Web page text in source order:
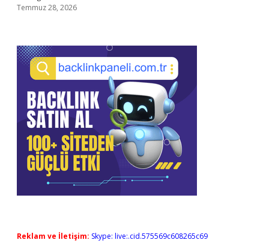
Temmuz 28, 2026
Reklam ve İletişim: Skype: live:.cid.575569c608265c69